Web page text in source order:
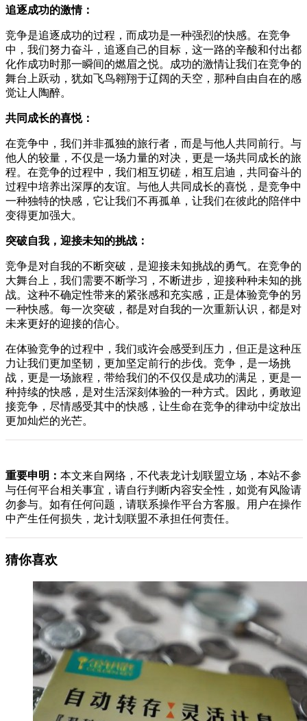
追逐成功的激情：
竞争是追逐成功的过程，而成功是一种强烈的快感。在竞争
中，我们努力奋斗，追逐自己的目标，这一路的辛酸和付出都
化作成功时那一瞬间的燃眉之悦。成功的激情让我们在竞争的
舞台上跃动，犹如飞鸟翱翔于辽阔的天空，那种自由自在的感
觉让人陶醉。
共同成长的喜悦：
在竞争中，我们并非孤独的旅行者，而是与他人共同前行。与
他人的较量，不仅是一场力量的对决，更是一场共同成长的旅
程。在竞争的过程中，我们相互切磋，相互启迪，共同奋斗的
过程中培养出深厚的友谊。与他人共同成长的喜悦，是竞争中
一种独特的快感，它让我们不再孤单，让我们在彼此的陪伴中
变得更加强大。
突破自我，迎接未知的挑战：
竞争是对自我的不断突破，是迎接未知挑战的勇气。在竞争的
大舞台上，我们需要不断学习，不断进步，迎接种种未知的挑
战。这种不确定性带来的紧张感和充实感，正是体验竞争的另
一种快感。每一次突破，都是对自我的一次重新认识，都是对
未来更好的迎接的信心。
在体验竞争的过程中，我们或许会感受到压力，但正是这种压
力让我们更加坚韧，更加坚定前行的步伐。竞争，是一场挑
战，更是一场旅程，带给我们的不仅仅是成功的满足，更是一
种持续的快感，是对生活深刻体验的一种方式。因此，勇敢迎
接竞争，尽情感受其中的快感，让生命在竞争的律动中绽放出
更加灿烂的光芒。
重要申明： 本文来自网络，不代表龙计划联盟立场，本站不参
与任何平台相关事宜，请自行判断内容安全性，如觉有风险请
勿参与。如有任何问题，请联系操作平台方客服。用户在操作
中产生任何损失，龙计划联盟不承担任何责任。
猜你喜欢